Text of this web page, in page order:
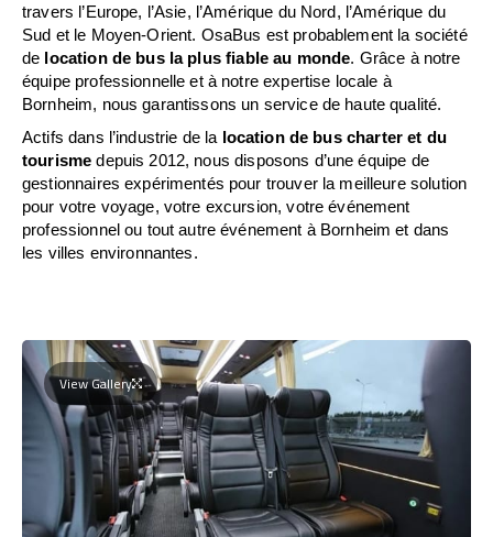
travers l’Europe, l’Asie, l’Amérique du Nord, l’Amérique du
Sud et le Moyen-Orient. OsaBus est probablement la société
de location de bus la plus fiable au monde. Grâce à notre
équipe professionnelle et à notre expertise locale à
Bornheim, nous garantissons un service de haute qualité.
Actifs dans l’industrie de la location de bus charter et du
tourisme depuis 2012, nous disposons d’une équipe de
gestionnaires expérimentés pour trouver la meilleure solution
pour votre voyage, votre excursion, votre événement
professionnel ou tout autre événement à Bornheim et dans
les villes environnantes.
View Gallery